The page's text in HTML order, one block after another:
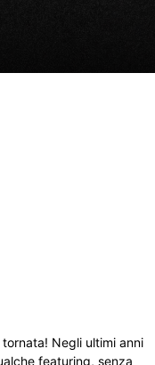
tornata! Negli ultimi anni
featuring, senza